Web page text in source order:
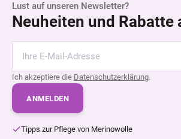
Lust auf unseren Newsletter?
Neuheiten und Rabatte
Ich akzeptiere die Datenschutzerklärung.
ANMELDEN
Tipps zur Pflege von Merinowolle